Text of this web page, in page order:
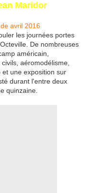
Maridor
les journées portes
De nombreuses
américain,
aéromodélisme,
une exposition sur
durant l'entre deux
quinzaine.